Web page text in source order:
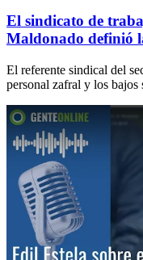
El sindicato de
Maldonado definió
El referente sindical del
personal zafral y los bajos